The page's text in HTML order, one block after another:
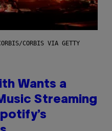
CORBIS VIA GETTY
Wants a
Streaming